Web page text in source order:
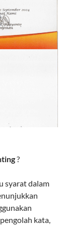
?
syarat dalam
kata,